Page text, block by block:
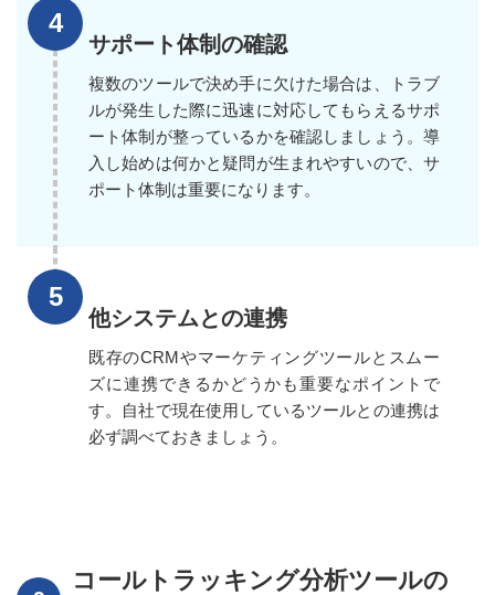
サポート体制の確認
複数のツールで決め手に欠けた場合は、トラブ
ルが発生した際に迅速に対応してもらえるサポ
ート体制が整っているかを確認しましょう。導
入し始めは何かと疑問が生まれやすいので、サ
ポート体制は重要になります。
他システムとの連携
既存のCRMやマーケティングツールとスムー
ズに連携できるかどうかも重要なポイントで
す。自社で現在使用しているツールとの連携は
必ず調べておきましょう。
コールトラッキング分析ツールの